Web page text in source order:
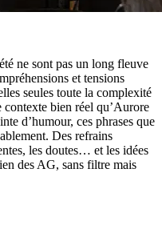
ne sont pas un long fleuve
et tensions
seules toute la complexité
contexte bien réel qu’Aurore
d’humour, ces phrases que
Des refrains
les doutes… et les idées
des AG, sans filtre mais